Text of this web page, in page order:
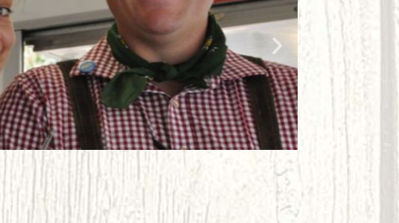
salade grèque